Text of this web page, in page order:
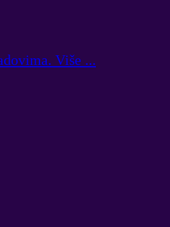
Više ...